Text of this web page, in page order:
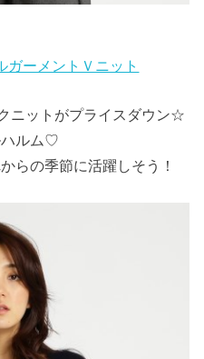
ガーメントＶニット
ニットがプライスダウン☆
ハルム♡
らの季節に活躍しそう！